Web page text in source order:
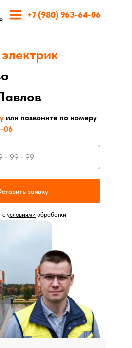
+7 (980) 963-64-06
электрик
заявку
с условиями обработки
или позвоните по номеру
06